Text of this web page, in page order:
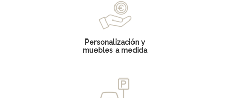
Personalización y
muebles a medida